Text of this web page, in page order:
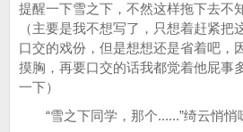
提醒一下雪之下，不然这样拖下去不
（主要是我不想写了，只想着赶紧把
口交的戏份，但是想想还是省着吧，
摸胸，再要口交的话我都觉着他屁事
一下）
“雪之下同学，那个......”绮云悄悄